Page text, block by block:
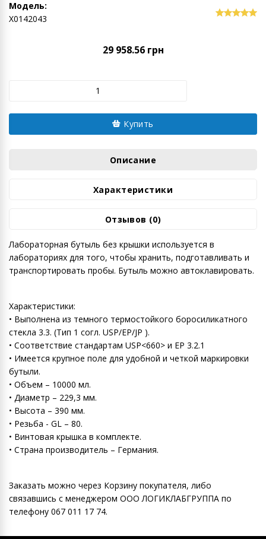
Модель:
Х0142043
29 958.56 грн
Купить
Описание
Характеристики
Отзывов (0)
Лабораторная бутыль без крышки используется в
лабораториях для того, чтобы хранить, подготавливать и
транспортировать пробы. Бутыль можно автоклавировать.
Характеристики:
• Выполнена из темного термостойкого боросиликатного
стекла 3.3. (Тип 1 согл. USP/EP/JP ).
• Соответствие стандартам USP<660> и EP 3.2.1
• Имеется крупное поле для удобной и четкой маркировки
бутыли.
• Объем – 10000 мл.
• Диаметр – 229,3 мм.
• Высота – 390 мм.
• Резьба - GL – 80.
• Винтовая крышка в комплекте.
• Страна производитель – Германия.
Заказать можно через Корзину покупателя, либо
связавшись с менеджером ООО ЛОГИКЛАБГРУППА по
телефону 067 011 17 74.